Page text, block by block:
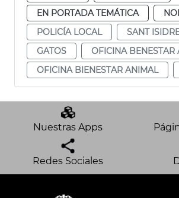
EN PORTADA TEMÁTICA
POLICÍA LOCAL
SANT
GATOS
OFICINA BENESTAR
OFICINA BIENESTAR ANIMAL
Nuestras Apps
Redes Sociales